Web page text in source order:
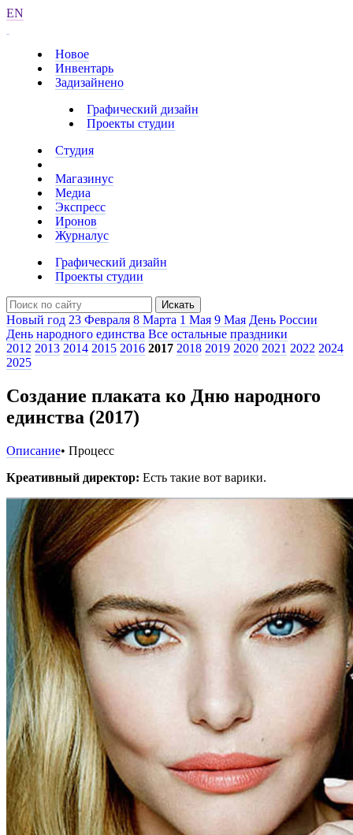
EN
Новое
Инвентарь
Задизайнено
Графический дизайн
Проекты студии
Студия
Магазинус
Медиа
Экспресс
Иронов
Журналус
Графический дизайн
Проекты студии
Искать
Новый год 23 Февраля 8 Марта 1 Мая 9 Мая День России
День народного единства Все остальные праздники
2012 2013 2014 2015 2016 2017 2018 2019 2020 2021 2022 2024
2025
Создание плаката ко Дню народного
единства (2017)
Описание• Процесс
Креативный директор: Есть такие вот варики.